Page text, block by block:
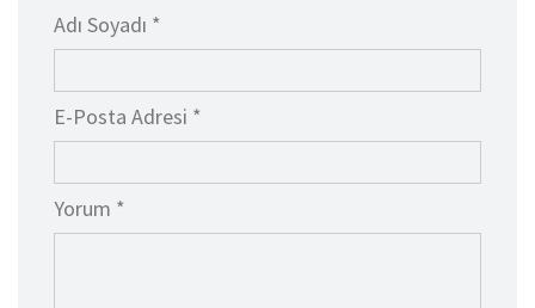
Adı Soyadı *
E-Posta Adresi *
Yorum *